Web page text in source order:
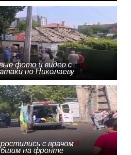
фото и видео с
по Николаеву
с врачом
на фронте